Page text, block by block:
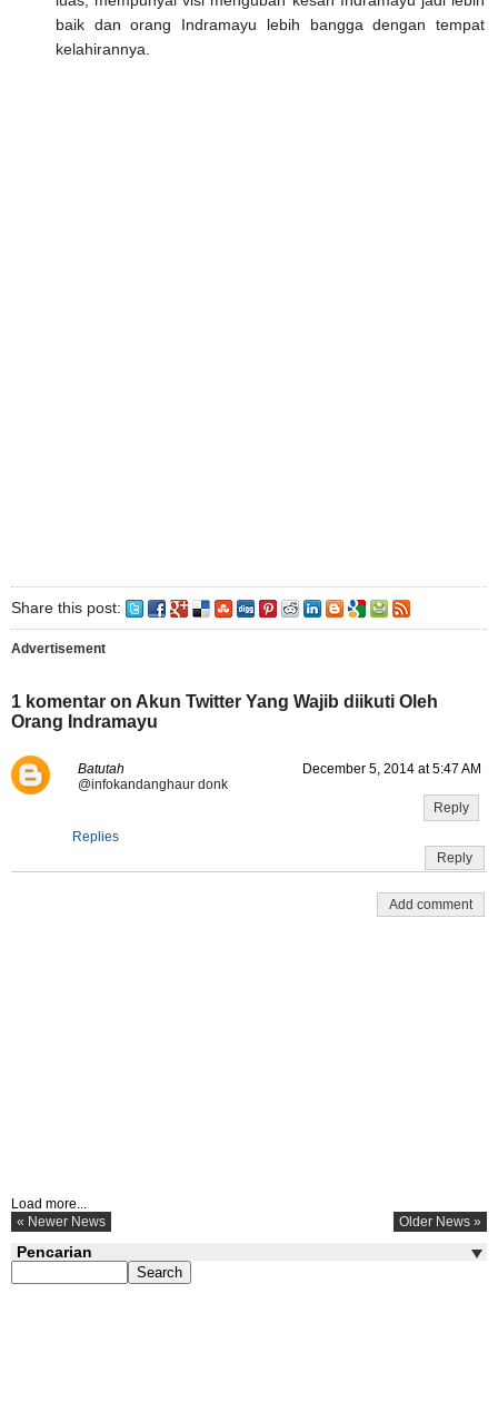
baik dan orang Indramayu lebih bangga dengan tempat
kelahirannya.
Share this post:
Advertisement
1 komentar on Akun Twitter Yang Wajib diikuti Oleh
Orang Indramayu
Batutah
December 5, 2014 at 5:47 AM
@infokandanghaur donk
Reply
Replies
Reply
Add comment
Load more...
« Newer News
Older News »
Pencarian